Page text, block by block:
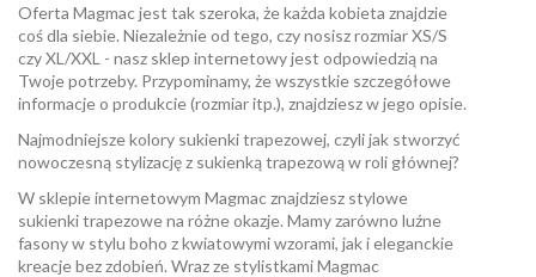
Oferta Magmac jest tak szeroka, że każda kobieta znajdzie
coś dla siebie. Niezależnie od tego, czy nosisz rozmiar XS/S
czy XL/XXL - nasz sklep internetowy jest odpowiedzią na
Twoje potrzeby. Przypominamy, że wszystkie szczegółowe
informacje o produkcie (rozmiar itp.), znajdziesz w jego opisie.
Najmodniejsze kolory sukienki trapezowej, czyli jak stworzyć
nowoczesną stylizację z sukienką trapezową w roli głównej?
W sklepie internetowym Magmac znajdziesz stylowe
sukienki trapezowe na różne okazje. Mamy zarówno luźne
fasony w stylu boho z kwiatowymi wzorami, jak i eleganckie
kreacje bez zdobień. Wraz ze stylistkami Magmac